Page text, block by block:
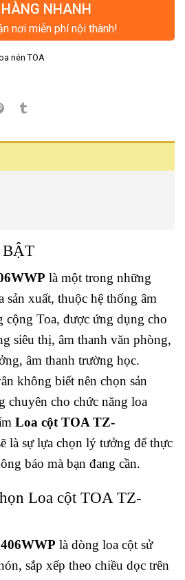
NHANH
nơi miễn phí nội thành!
nén TOA
là một trong những
sản xuất, thuộc hệ thống âm
cộng Toa, được ứng dụng cho
siêu thị, âm thanh văn phòng,
âm thanh trường học.
không biết nên chọn sản
chuyên cho chức năng loa
Loa cột TOA TZ-
là sự lựa chọn lý tưởng để thực
báo mà bạn đang cần.
Loa cột TOA TZ-
là dòng loa cột sử
sắp xếp theo chiều dọc trên